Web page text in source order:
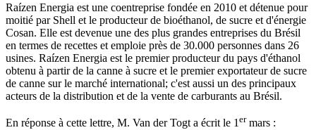
Raízen Energia est une coentreprise fondée en 2010 et détenue pour
moitié par Shell et le producteur de bioéthanol, de sucre et d'énergie
Cosan. Elle est devenue une des plus grandes entreprises du Brésil
en termes de recettes et emploie près de 30.000 personnes dans 26
usines. Raízen Energia est le premier producteur du pays d'éthanol
obtenu à partir de la canne à sucre et le premier exportateur de sucre
de canne sur le marché international; c'est aussi un des principaux
acteurs de la distribution et de la vente de carburants au Brésil.
En réponse à cette lettre, M. Van der Togt a écrit le 1 ermars :